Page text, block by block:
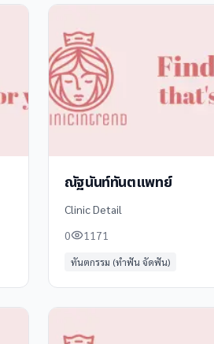
ณัฐนันท์ทันตแพทย์
Clinic Detail
0
1171
ทันตกรรม (ทำฟัน จัดฟัน)